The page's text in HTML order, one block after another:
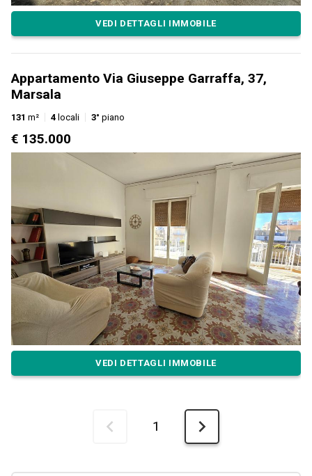
VEDI DETTAGLI IMMOBILE
Appartamento Via Giuseppe Garraffa, 37,
Marsala
131 m² 4 locali 3° piano
€ 135.000
VEDI DETTAGLI IMMOBILE
1